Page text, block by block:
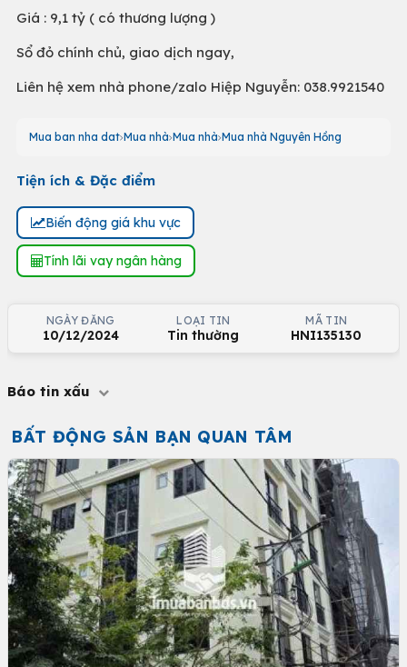
Giá : 9,1 tỷ ( có thương lượng )
Sổ đỏ chính chủ, giao dịch ngay,
Liên hệ xem nhà phone/zalo Hiệp Nguyễn: 038.9921540
Mua ban nha dat Mua nhà Mua nhà Mua nhà Nguyên Hồng
Tiện ích & Đặc điểm
Biến động giá khu vực
Tính lãi vay ngân hàng
NGÀY ĐĂNG
10/12/2024
LOẠI TIN
Tin thường
MÃ TIN
HNI135130
Báo tin xấu
BẤT ĐỘNG SẢN BẠN QUAN TÂM